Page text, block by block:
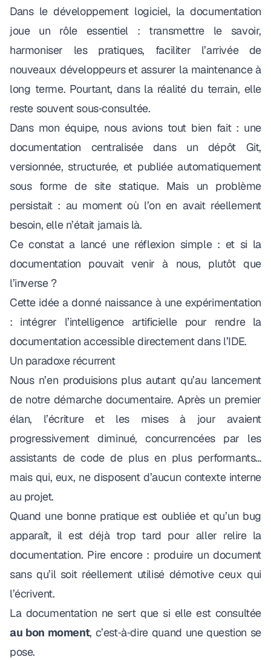
Dans le développement logiciel, la documentation
joue un rôle essentiel : transmettre le savoir,
harmoniser les pratiques, faciliter l’arrivée de
nouveaux développeurs et assurer la maintenance à
long terme. Pourtant, dans la réalité du terrain, elle
reste souvent sous‑consultée.
Dans mon équipe, nous avions tout bien fait : une
documentation centralisée dans un dépôt Git,
versionnée, structurée, et publiée automatiquement
sous forme de site statique. Mais un problème
persistait : au moment où l’on en avait réellement
besoin, elle n’était jamais là.
Ce constat a lancé une réflexion simple : et si la
documentation pouvait venir à nous, plutôt que
l’inverse ?
Cette idée a donné naissance à une expérimentation
: intégrer l’intelligence artificielle pour rendre la
documentation accessible directement dans l’IDE.
Un paradoxe récurrent
Nous n’en produisions plus autant qu’au lancement
de notre démarche documentaire. Après un premier
élan, l’écriture et les mises à jour avaient
progressivement diminué, concurrencées par les
assistants de code de plus en plus performants…
mais qui, eux, ne disposent d’aucun contexte interne
au projet.
Quand une bonne pratique est oubliée et qu’un bug
apparaît, il est déjà trop tard pour aller relire la
documentation. Pire encore : produire un document
sans qu’il soit réellement utilisé démotive ceux qui
l’écrivent.
La documentation ne sert que si elle est consultée
au bon moment, c’est‑à‑dire quand une question se
pose.